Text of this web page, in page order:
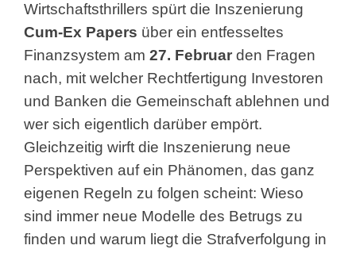
Wirtschaftsthrillers spürt die Inszenierung
Cum-Ex Papers über ein entfesseltes
Finanzsystem am 27. Februar den Fragen
nach, mit welcher Rechtfertigung Investoren
und Banken die Gemeinschaft ablehnen und
wer sich eigentlich darüber empört.
Gleichzeitig wirft die Inszenierung neue
Perspektiven auf ein Phänomen, das ganz
eigenen Regeln zu folgen scheint: Wieso
sind immer neue Modelle des Betrugs zu
finden und warum liegt die Strafverfolgung in